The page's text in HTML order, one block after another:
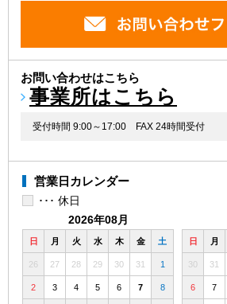
お問い合わせはこちら
事業所はこちら
受付時間 9:00～17:00 FAX 24時間受付
営業日カレンダー
･･･ 休日
2026年08月
日 月 火 水 木 金 土
26 27 28 29 30 31 1
2 3 4 5 6 7 8
日 月
30 31
6 7